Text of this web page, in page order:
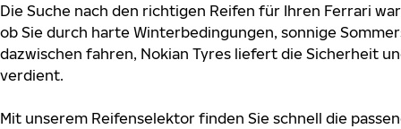
Die Suche nach den richtigen Reifen für Ihren Ferrari
ob Sie durch harte Winterbedingungen, sonnige
dazwischen fahren, Nokian Tyres liefert die Sicherheit
verdient.
Mit unserem Reifenselektor finden Sie schnell die